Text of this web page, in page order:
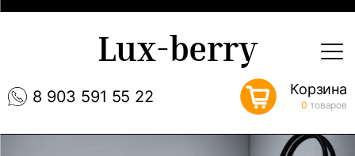
8 903 591 55 22
Lux-berry
Корзина
0 товаров